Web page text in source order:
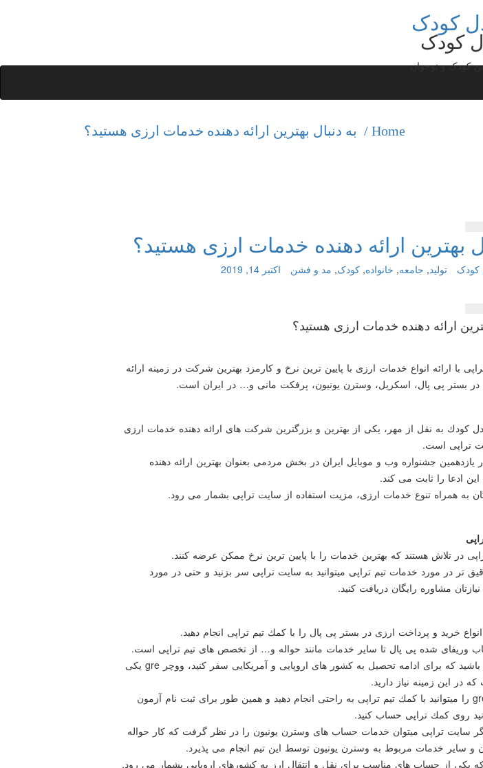
کودک
کودک و نوجوان
Home / به دنبال بهترین ارائه دهنده خدمات ارزی هستید؟
بهترین ارائه دهنده خدمات ارزی هستید؟
کودک تولید, جامعه, خانواده, کودک, مد و فشن اکتبر 14, 2019
ارائه دهنده خدمات ارزی هستید؟
با ارائه انواع خدمات ارزی با پایین ترین نرخ و كارمزد بهترین شركت در زمینه ارائه
بستر پی پال، اسكریل، وسترن یونیون، پرفكت مانی و… در ایران است.
كودك به نقل از مهر، یكی از بهترین و بزرگترین شركت های ارائه دهنده خدمات ارزی
تراپی است.
یازدهمین جشنواره وب و موبایل ایران در بخش مردمی بعنوان بهترین ارائه دهنده
ادعا را ثابت می كند.
به همراه تنوع خدمات ارزی، مزیت استفاده از سایت تراپی بشمار می رود.
در تلاش هستند كه بهترین خدمات را با پایین ترین نرخ ممكن عرضه كنند.
تر در مورد خدمات تیم تراپی میتوانید به سایت تراپی سر بزنید و حتی در مورد
مشاوره رایگان دریافت كنید.
انواع خرید و پرداخت ارزی در بستر پی پال را با كمك تیم تراپی انجام دهید.
وریفای شده پی پال تا سایر خدمات مانند حواله و… از تخصص های تیم تراپی است.
شاید علاقمند باشید كه برای ادامه تحصیل به كشور های اروپایی و آمریكایی سفر كنید، ووچر gre یكی
در این زمینه نیاز دارید.
خرید ووچر gre را میتوانید با كمك تیم تراپی به راحتی انجام دهید و همین طور برای ثبت نام آزمون
سایت تراپی میتوان خدمات حساب های وسترن یونیون را در نظر گرفت كه كار حواله
و سایر خدمات مربوط به وسترن یونیون توسط این تیم انجام می پذیرد.
یكی از حساب های مناسب برای نقل و انتقال ارز به كشورهای اروپایی بشمار می رود.